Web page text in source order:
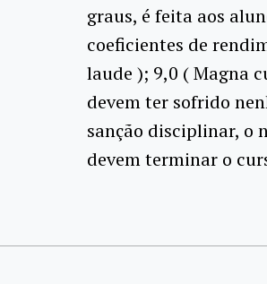
graus, é feita aos
coeficientes de
laude ); 9,0 ( Magna
devem ter sofrido
sanção disciplinar, o
devem terminar o